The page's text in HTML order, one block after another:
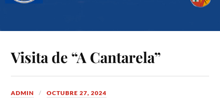
Visita de “A Cantarela”
ADMIN OCTUBRE 27, 2024